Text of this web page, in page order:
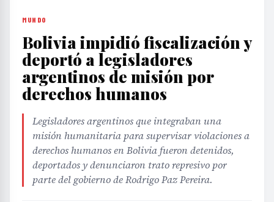
MUNDO
Bolivia impidió fiscalización y
deportó a legisladores
argentinos de misión por
derechos humanos
Legisladores argentinos que integraban una
misión humanitaria para supervisar violaciones a
derechos humanos en Bolivia fueron detenidos,
deportados y denunciaron trato represivo por
parte del gobierno de Rodrigo Paz Pereira.